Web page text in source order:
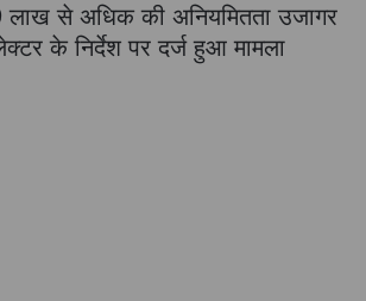
लाख से अधिक की अनियमितता उजागर
के निर्देश पर दर्ज हुआ मामला